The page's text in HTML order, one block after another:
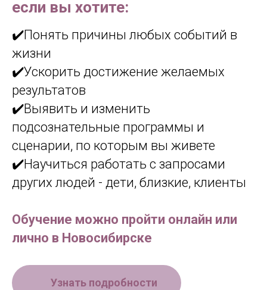
если вы хотите:
✔️Понять причины любых событий в
жизни
✔️Ускорить достижение желаемых
результатов
✔️Выявить и изменить
подсознательные программы и
сценарии, по которым вы живете
✔️Научиться работать с запросами
других людей - дети, близкие, клиенты
Обучение можно пройти онлайн или
лично в Новосибирске
Узнать подробности